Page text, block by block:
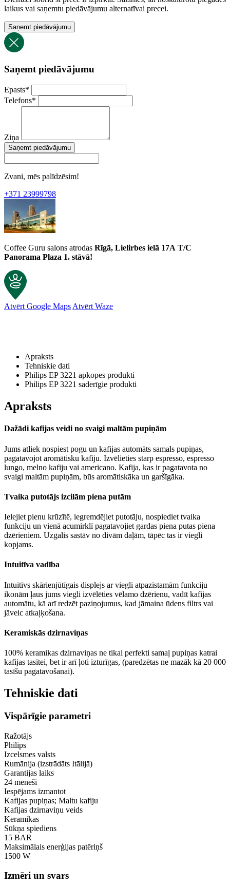
laikus vai saņemtu piedāvājumu alternatīvai precei.
Saņemt piedāvājumu
Saņemt piedāvājumu
Epasts*
Telefons*
Ziņa
Saņemt piedāvājumu
Zvani, mēs palīdzēsim!
+371 23999798
Coffee Guru salons atrodas Rīgā, Lielirbes ielā 17A T/C
Panorama Plaza 1. stāvā!
Atvērt Google Maps Atvērt Waze
Apraksts
Tehniskie dati
Philips EP 3221 apkopes produkti
Philips EP 3221 saderīgie produkti
Apraksts
Dažādi kafijas veidi no svaigi maltām pupiņām
Jums atliek nospiest pogu un kafijas automāts samals pupiņas,
pagatavojot aromātisku kafiju. Izvēlieties starp espresso, espresso
lungo, melno kafiju vai americano. Kafija, kas ir pagatavota no
svaigi maltām pupiņām, būs aromātiskāka un garšīgāka.
Tvaika putotājs izcilām piena putām
Ielejiet pienu krūzītē, iegremdējiet putotāju, nospiediet tvaika
funkciju un vienā acumirklī pagatavojiet gardas piena putas piena
dzērieniem. Uzgalis sastāv no divām daļām, tāpēc tas ir viegli
kopjams.
Intuitīva vadība
Intuitīvs skārienjūtīgais displejs ar viegli atpazīstamām funkciju
ikonām ļaus jums viegli izvēlēties vēlamo dzērienu, vadīt kafijas
automātu, kā arī redzēt paziņojumus, kad jāmaina ūdens filtrs vai
jāveic atkaļķošana.
Keramiskās dzirnaviņas
100% keramikas dzirnaviņas ne tikai perfekti samaļ pupiņas katrai
kafijas tasītei, bet ir arī ļoti izturīgas, (paredzētas ne mazāk kā 20 000
tasīšu pagatavošanai).
Tehniskie dati
Vispārīgie parametri
Ražotājs
Philips
Izcelsmes valsts
Rumānija (izstrādāts Itālijā)
Garantijas laiks
24 mēneši
Iespējams izmantot
Kafijas pupiņas; Maltu kafiju
Kafijas dzirnaviņu veids
Keramikas
Sūkņa spiediens
15 BAR
Maksimālais enerģijas patēriņš
1500 W
Izmēri un svars